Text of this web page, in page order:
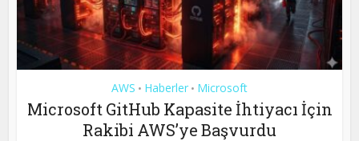
AWS • Haberler • Microsoft
Microsoft GitHub Kapasite İhtiyacı İçin
Rakibi AWS’ye Başvurdu